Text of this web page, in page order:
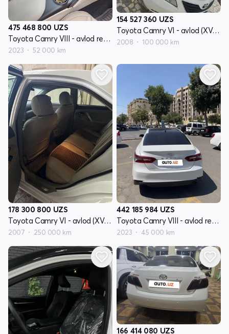
475 468 800 UZS
Toyota Camry VIII - avlod restyling XV70
2023 52 000 km
154 527 360 UZS
Toyota Camry VI - avlod (XV40)
2008 100 000 km
178 300 800 UZS
Toyota Camry VI - avlod (XV40)
2007 250 000 km
442 185 984 UZS
Toyota Camry VIII - avlod restyling XV70
2023 45 000 km
166 414 080 UZS